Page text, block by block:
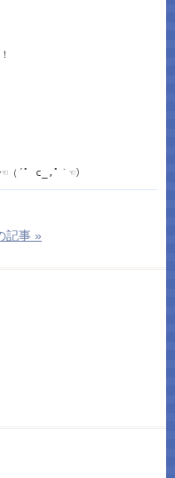
☜（´ﾟ c_,ﾟ｀☜）
記事 »